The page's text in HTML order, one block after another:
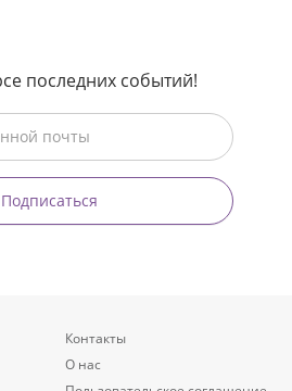
последних событий!
Подписаться
Контакты
О нас